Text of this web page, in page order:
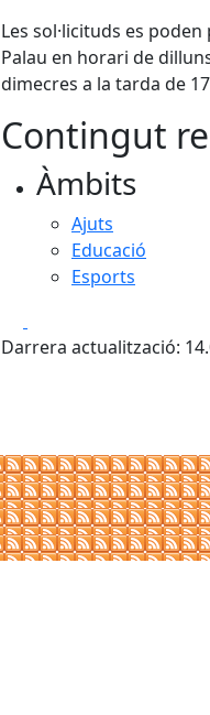
Les sol·licituds es
Palau en horari de
dimecres a la tarda de
Contingut
Àmbits
Ajuts
Educació
Esports
Darrera actualització: